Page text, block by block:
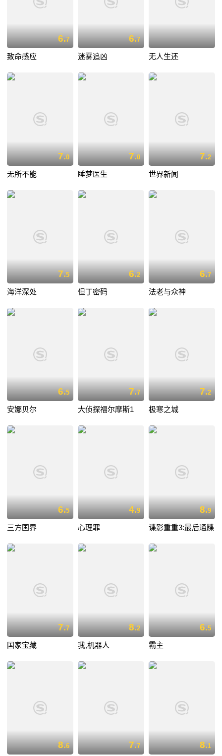
6.7
致命感应
6.7
迷雾追凶 无人生还
7.0
无所不能
7.0
睡梦医生
7.2
世界新闻
7.5
海洋深处
6.2
但丁密码
6.7
法老与众神
6.5
安娜贝尔
7.7
大侦探福尔摩斯1
7.2
极寒之城
6.5
三方国界
4.9
心理罪
8.9
谍影重重3:最后通牒
7.7
国家宝藏
8.2
我,机器人
6.5
霸主
8.6 7.7 8.1